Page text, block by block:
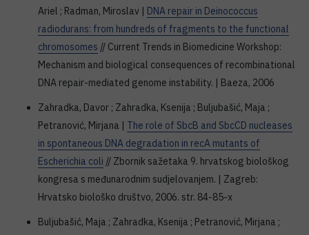
Ariel ; Radman, Miroslav | DNA repair in Deinococcus
radiodurans: from hundreds of fragments to the functional
chromosomes // Current Trends in Biomedicine Workshop:
Mechanism and biological consequences of recombinational
DNA repair-mediated genome instability. | Baeza, 2006
Zahradka, Davor ; Zahradka, Ksenija ; Buljubašić, Maja ;
Petranović, Mirjana | The role of SbcB and SbcCD nucleases
in spontaneous DNA degradation in recA mutants of
Escherichia coli // Zbornik sažetaka 9. hrvatskog biološkog
kongresa s međunarodnim sudjelovanjem. | Zagreb:
Hrvatsko biološko društvo, 2006. str. 84-85-x
Buljubašić, Maja ; Zahradka, Ksenija ; Petranović, Mirjana ;